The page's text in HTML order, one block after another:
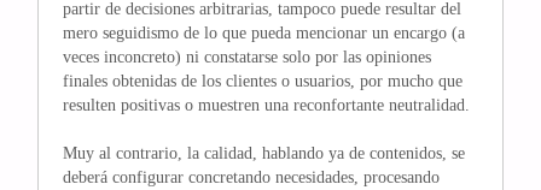
partir de decisiones arbitrarias, tampoco puede resultar del
mero seguidismo de lo que pueda mencionar un encargo (a
veces inconcreto) ni constatarse solo por las opiniones
finales obtenidas de los clientes o usuarios, por mucho que
resulten positivas o muestren una reconfortante neutralidad.
Muy al contrario, la calidad, hablando ya de contenidos, se
deberá configurar concretando necesidades, procesando